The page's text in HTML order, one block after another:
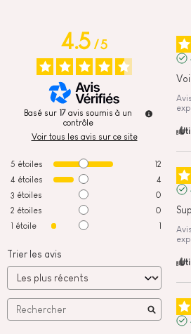
4.5/5
Basé sur 17 avis soumis à un
contrôle
Voir tous les avis sur ce site
5 étoiles
12
4 étoiles
4
3 étoiles
0
2 étoiles
0
1 étoile 1
Trier les avis